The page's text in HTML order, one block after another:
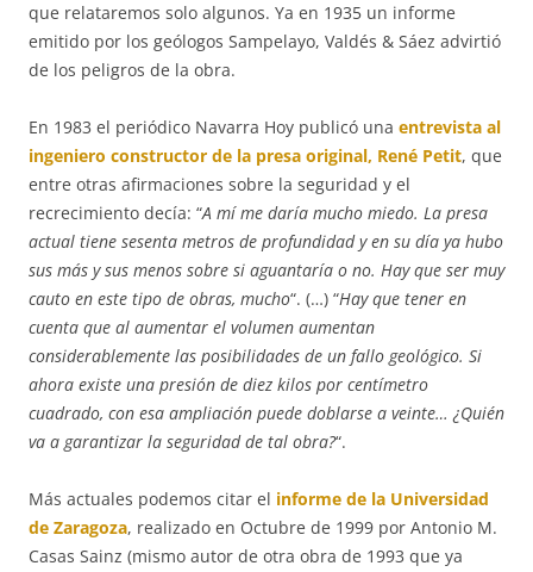
que relataremos solo algunos. Ya en 1935 un informe
emitido por los geólogos Sampelayo, Valdés & Sáez advirtió
de los peligros de la obra.
En 1983 el periódico Navarra Hoy publicó una entrevista al
ingeniero constructor de la presa original, René Petit, que
entre otras afirmaciones sobre la seguridad y el
recrecimiento decía: “A mí me daría mucho miedo. La presa
actual tiene sesenta metros de profundidad y en su día ya hubo
sus más y sus menos sobre si aguantaría o no. Hay que ser muy
cauto en este tipo de obras, mucho“. (…) “Hay que tener en
cuenta que al aumentar el volumen aumentan
considerablemente las posibilidades de un fallo geológico. Si
ahora existe una presión de diez kilos por centímetro
cuadrado, con esa ampliación puede doblarse a veinte… ¿Quién
va a garantizar la seguridad de tal obra?“.
Más actuales podemos citar el informe de la Universidad
de Zaragoza, realizado en Octubre de 1999 por Antonio M.
Casas Sainz (mismo autor de otra obra de 1993 que ya